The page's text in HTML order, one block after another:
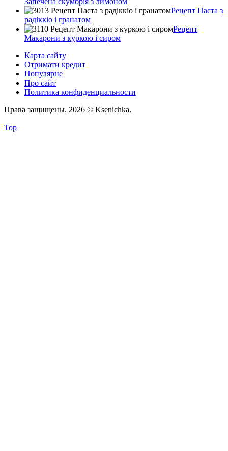
Рецепт Паста з
радіккіо і гранатом
Рецепт
Макарони з куркою і сиром
Карта сайту
Отримати кредит
Популярне
Про сайт
Политика конфиденциальности
Права защищены. 2026 © Ksenichka.
Top